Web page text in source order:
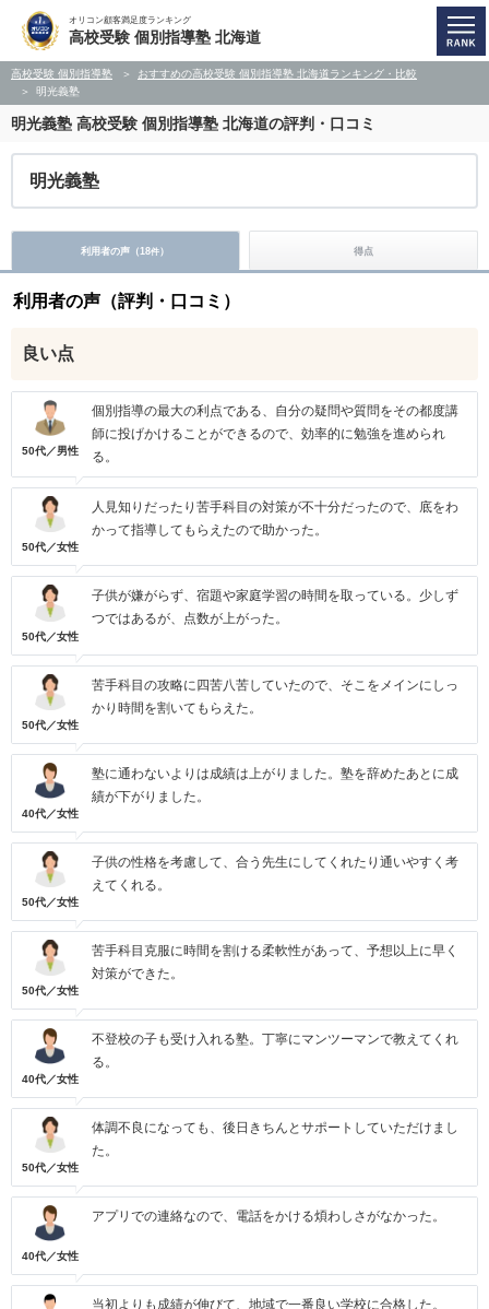
オリコン顧客満足度ランキング
高校受験 個別指導塾 北海道
高校受験 個別指導塾
おすすめの高校受験 個別指導塾 北海道ランキング・比較
明光義塾
明光義塾 高校受験 個別指導塾 北海道の評判・口コミ
明光義塾
利用者の声（18件） 得点
利用者の声（評判・口コミ）
良い点
50代／男性
個別指導の最大の利点である、自分の疑問や質問をその都度講
師に投げかけることができるので、効率的に勉強を進められ
る。
50代／女性
人見知りだったり苦手科目の対策が不十分だったので、底をわ
かって指導してもらえたので助かった。
50代／女性
子供が嫌がらず、宿題や家庭学習の時間を取っている。少しず
つではあるが、点数が上がった。
50代／女性
苦手科目の攻略に四苦八苦していたので、そこをメインにしっ
かり時間を割いてもらえた。
40代／女性
塾に通わないよりは成績は上がりました。塾を辞めたあとに成
績が下がりました。
50代／女性
子供の性格を考慮して、合う先生にしてくれたり通いやすく考
えてくれる。
50代／女性
苦手科目克服に時間を割ける柔軟性があって、予想以上に早く
対策ができた。
40代／女性
不登校の子も受け入れる塾。丁寧にマンツーマンで教えてくれ
る。
50代／女性
体調不良になっても、後日きちんとサポートしていただけまし
た。
40代／女性
アプリでの連絡なので、電話をかける煩わしさがなかった。
当初よりも成績が伸びて、地域で一番良い学校に合格した。